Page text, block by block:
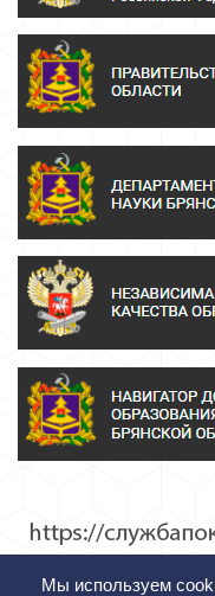
Мы используем